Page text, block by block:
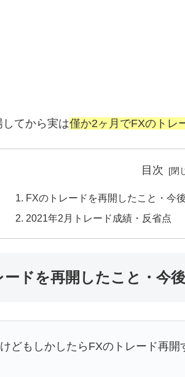
てから実は僅か2ヶ月でFXのトレ
目次
FXのトレードを再開したこと・今
2021年2月トレード成績・反省点
ードを再開したこと・今
どもしかしたらFXのトレード再開